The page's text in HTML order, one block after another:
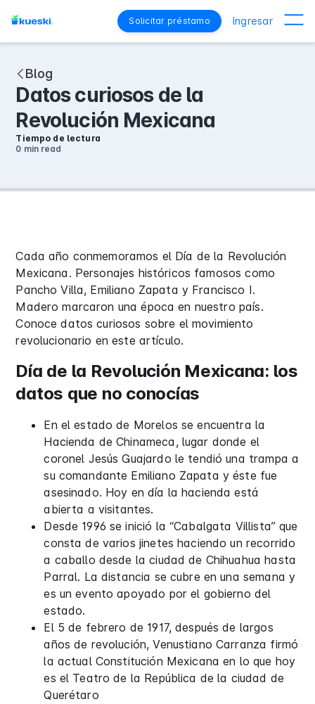
Solicitar préstamo Ingresar
Blog
Datos curiosos de la
Revolución Mexicana
Tiempo de lectura
0 minread
Cada año conmemoramos el Día de la Revolución
Mexicana. Personajes históricos famosos como
Pancho Villa, Emiliano Zapata y Francisco I.
Madero marcaron una época en nuestro país.
Conoce datos curiosos sobre el movimiento
revolucionario en este artículo.
Día de la Revolución Mexicana: los
datos que no conocías
En el estado de Morelos se encuentra la
Hacienda de Chinameca, lugar donde el
coronel Jesús Guajardo le tendió una trampa a
su comandante Emiliano Zapata y éste fue
asesinado. Hoy en día la hacienda está
abierta a visitantes.
Desde 1996 se inició la “Cabalgata Villista” que
consta de varios jinetes haciendo un recorrido
a caballo desde la ciudad de Chihuahua hasta
Parral. La distancia se cubre en una semana y
es un evento apoyado por el gobierno del
estado.
El 5 de febrero de 1917, después de largos
años de revolución, Venustiano Carranza firmó
la actual Constitución Mexicana en lo que hoy
es el Teatro de la República de la ciudad de
Querétaro